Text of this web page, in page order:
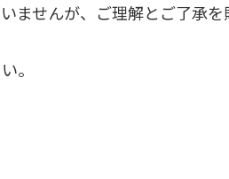
ませんが、ご理解とご了承
。